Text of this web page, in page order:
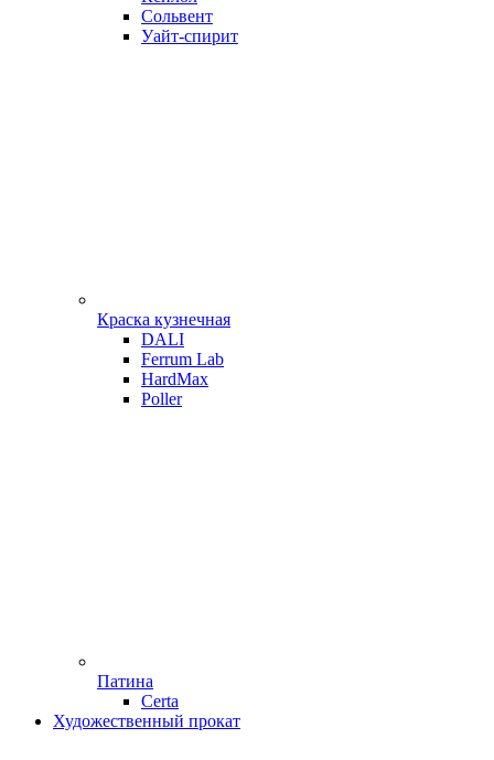
Сольвент
Уайт-спирит
Краска кузнечная
DALI
Ferrum Lab
HardMax
Poller
Патина
Certa
Художественный прокат